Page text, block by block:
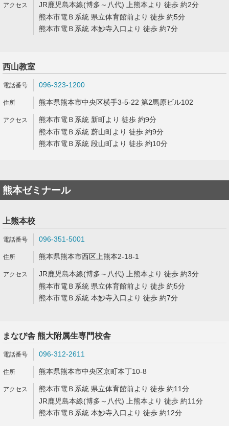
JR鹿児島本線(博多～八代) 上熊本より 徒歩 約2分
熊本市電Ｂ系統 県立体育館前より 徒歩 約5分
熊本市電Ｂ系統 本妙寺入口より 徒歩 約7分
西山教室
096-323-1200
熊本県熊本市中央区横手3-5-22 第2馬原ビル102
熊本市電Ｂ系統 新町より 徒歩 約9分
熊本市電Ｂ系統 蔚山町より 徒歩 約9分
熊本市電Ｂ系統 段山町より 徒歩 約10分
熊本ゼミナール
上熊本校
096-351-5001
熊本県熊本市西区上熊本2-18-1
JR鹿児島本線(博多～八代) 上熊本より 徒歩 約3分
熊本市電Ｂ系統 県立体育館前より 徒歩 約5分
熊本市電Ｂ系統 本妙寺入口より 徒歩 約7分
まなび舎 熊大附属生専門校舎
096-312-2611
熊本県熊本市中央区京町本丁10-8
熊本市電Ｂ系統 県立体育館前より 徒歩 約11分
JR鹿児島本線(博多～八代) 上熊本より 徒歩 約11分
熊本市電Ｂ系統 本妙寺入口より 徒歩 約12分